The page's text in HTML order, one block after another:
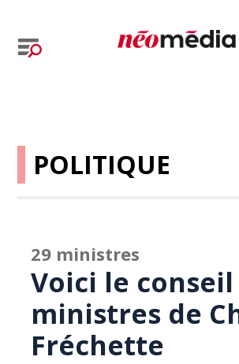
POLITIQUE
29 ministres
Voici le conseil
ministres de
Fréchette